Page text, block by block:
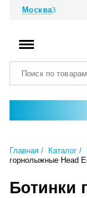
Москва
Главная Каталог
горнолыжные Head
Ботинки